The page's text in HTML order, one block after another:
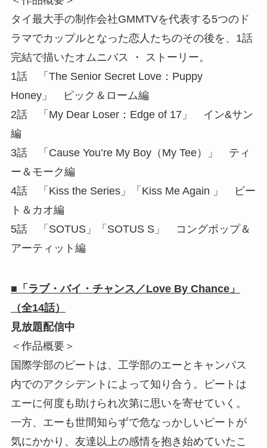
タイ最大手の制作会社GMMTVを代表する5つのド
ラマでカップルとなった恋人たちのその後を、1話
完結で描いたオムニバス ・ ストーリー。
1話 「The Senior Secret Love：Puppy
Honey」 ピック＆ローム編
2話 「My Dear Loser：Edge of 17」 イン&サン
編
3話 「Cause You’re My Boy（My Tee）」 ティ
ー＆モーク編
4話 「Kiss the Series」「Kiss Me Again 」 ピー
ト＆カオ編
5話 「SOTUS」「SOTUS S」 コングポップ＆
アーティット編
■「ラブ・バイ・チャンス／Love By Chance」
（全14話）
見放題配信中
＜作品概要＞
国際学部のピートは、工学部のエーとキャンパス
内でのアクシデントによって知り合う。ピートは
エーに何度も助けられ次第に思いを寄せていく。
一方、エーも世間知らずで危なっかしいピートが
気にかかり、友達以上の感情を抱き始めていたこ